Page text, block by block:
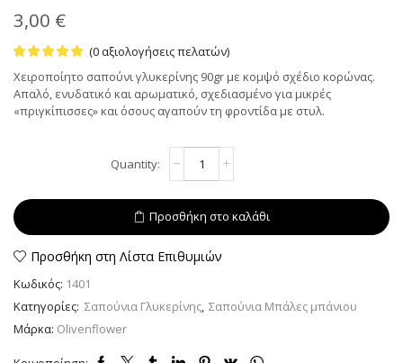
3,00 €
(0αξιολογήσεις πελατών)
Χειροποίητο σαπούνι γλυκερίνης 90gr με κομψό σχέδιο κορώνας.
Απαλό, ενυδατικό και αρωματικό, σχεδιασμένο για μικρές
«πριγκίπισσες» και όσους αγαπούν τη φροντίδα με στυλ.
Γλυκερίνης
Princess
90gr
ποσότητα
Προσθήκη στο καλάθι
Προσθήκη στη Λίστα Επιθυμιών
Κωδικός: 1401
Κατηγορίες: Σαπούνια Γλυκερίνης Σαπούνια Μπάλες μπάνιου
Μάρκα: Olivenflower